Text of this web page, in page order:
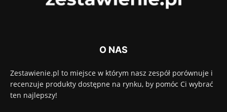
O NAS
Zestawienie.pl to miejsce w którym nasz zespół porównuje i
recenzuje produkty dostępne na rynku, by pomóc Ci wybrać
ten najlepszy!